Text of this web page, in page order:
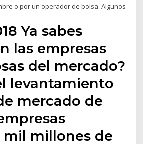
o por un operador de bolsa. Algunos
Ya sabes
las empresas
del mercado?
levantamiento
mercado de
mil millones de